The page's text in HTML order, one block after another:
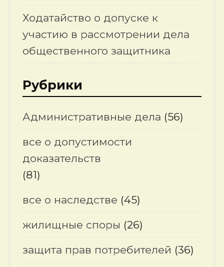
Ходатайство о допуске к
участию в рассмотрении дела
общественного защитника
Рубрики
Административные дела (56)
все о допустимости
доказательств
(81)
все о наследстве (45)
жилищные споры (26)
защита прав потребителей (36)